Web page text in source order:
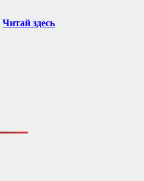
Читай здесь